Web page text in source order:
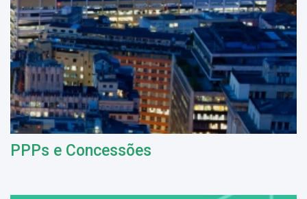
PPPs e Concessões